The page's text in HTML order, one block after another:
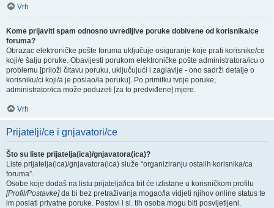
Vrh
Kome prijaviti spam odnosno uvredljive poruke dobivene od korisnika/ce
foruma?
Obrazac elektroničke pošte foruma uključuje osiguranje koje prati korisnike/ce
koji/e šalju poruke. Obavijesti porukom elektroničke pošte administratora/icu o
problemu [priloži čitavu poruku, uključujući i zaglavlje - ono sadrži detalje o
korisniku/ci koji/a je poslao/la poruku]. Po primitku tvoje poruke,
administrator/ica može poduzeti [za to predviđene] mjere.
Vrh
Prijatelji/ce i gnjavatori/ce
Što su liste prijatelja(ica)/gnjavatora(ica)?
Liste prijatelja(ica)/gnjavatora(ica) služe “organiziranju ostalih korisnika/ca
foruma”.
Osobe koje dodaš na listu prijatelja/ica bit će izlistane u korisničkom profilu
[Profil/Postavke]da bi bez pretraživanja mogao/la vidjeti njihov online status te
im poslati privatne poruke. Postovi i sl. tih osoba mogu biti posvijetljeni.